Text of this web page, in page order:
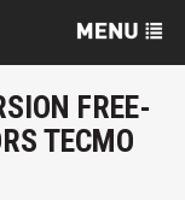
FREE-
TECMO